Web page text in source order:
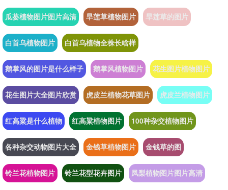
瓜蒌植物图片图片高清 旱莲草植物图片 旱莲草的图片
白首乌植物图片 白首乌植物全株长啥样
鹅掌风的图片是什么样子 鹅掌风植物图片 花生图片植物图片
花生图片大全图片欣赏 虎皮兰植物花草图片 虎皮兰植物图片
红高粱是什么植物 红高粱植物图片 100种杂交植物图片
各种杂交动物图片大全 金钱草植物图片 金钱草的图
铃兰花植物图片 铃兰花型花卉图片 凤梨植物图片图片高清